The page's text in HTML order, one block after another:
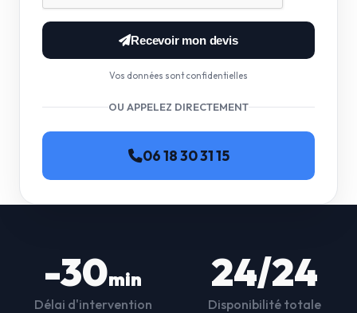
Recevoir mon devis
Vos données sont confidentielles
OU APPELEZ DIRECTEMENT
06 18 30 31 15
-30min
Délai d'intervention
24/24
Disponibilité totale